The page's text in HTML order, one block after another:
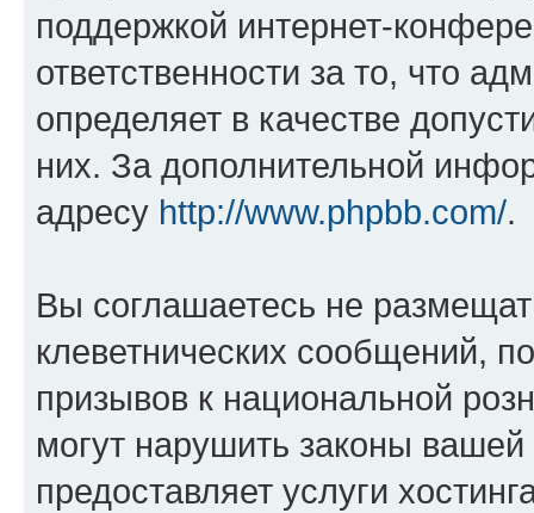
поддержкой интернет-
ответственности за то, что
определяет в качестве
них. За дополнительной
адресу http://www.phpbb.com/.
Вы соглашаетесь не
клеветнических сообщений,
призывов к национальной
могут нарушить законы
предоставляет услуги